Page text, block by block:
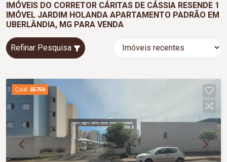
IMÓVEIS DO CORRETOR CÁRITAS DE CÁSSIA RESENDE 1
IMÓVEL JARDIM HOLANDA APARTAMENTO PADRÃO EM
UBERLÂNDIA, MG PARA VENDA
Refinar Pesquisa
Cód. 65756